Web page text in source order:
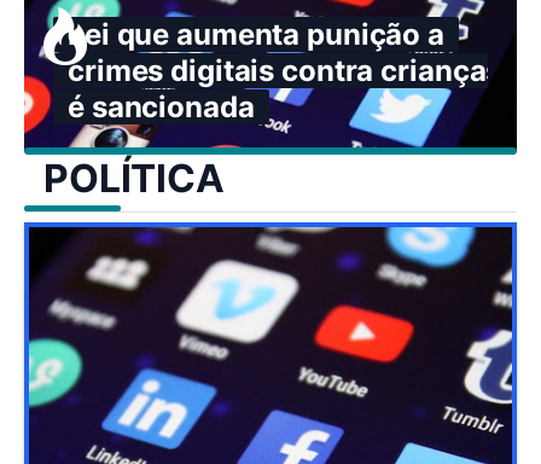
Lei que aumenta punição a
crimes digitais contra crianças
é sancionada
POLÍTICA